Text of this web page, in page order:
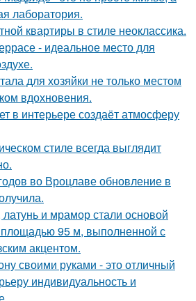
лаборатория.
квартиры в стиле неоклассика.
- идеальное место для
для хозяйки не только местом
вдохновения.
в интерьере создаёт атмосферу
стиле всегда выглядит
во Вроцлаве обновление в
и мрамор стали основой
95 м, выполненной с
акцентом.
своими руками - это отличный
индивидуальность и